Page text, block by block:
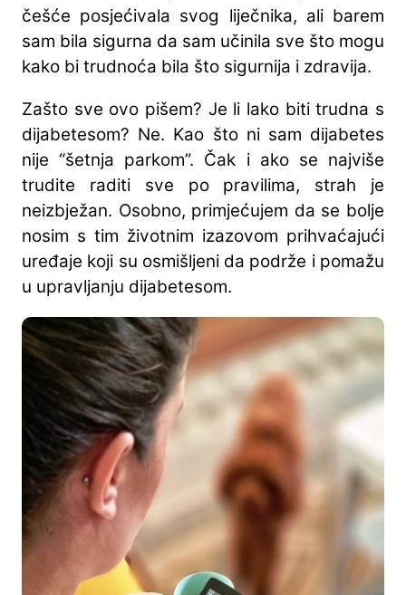
češće posjećivala svog liječnika, ali barem
sam bila sigurna da sam učinila sve što mogu
kako bi trudnoća bila što sigurnija i zdravija.
Zašto sve ovo pišem? Je li lako biti trudna s
dijabetesom? Ne. Kao što ni sam dijabetes
nije “šetnja parkom”. Čak i ako se najviše
trudite raditi sve po pravilima, strah je
neizbježan. Osobno, primjećujem da se bolje
nosim s tim životnim izazovom prihvaćajući
uređaje koji su osmišljeni da podrže i pomažu
u upravljanju dijabetesom.